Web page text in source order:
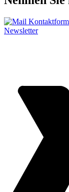
Newsletter